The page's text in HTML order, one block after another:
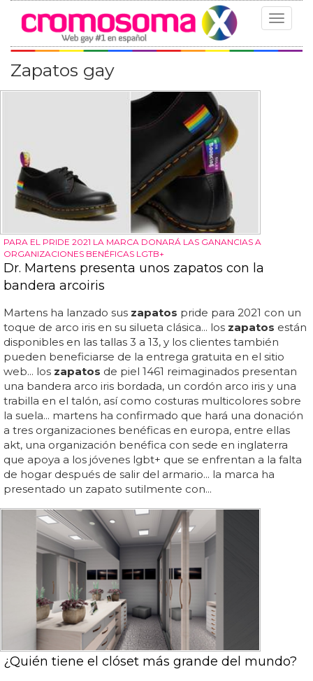
Toggle
Zapatos gay
PARA EL PRIDE 2021 LA MARCA DONARÁ LAS GANANCIAS A
ORGANIZACIONES BENÉFICAS LGTB+
Dr. Martens presenta unos zapatos con la
bandera arcoiris
Martens ha lanzado sus zapatos pride para 2021 con un
toque de arco iris en su silueta clásica... los zapatos están
disponibles en las tallas 3 a 13, y los clientes también
pueden beneficiarse de la entrega gratuita en el sitio
web... los zapatos de piel 1461 reimaginados presentan
una bandera arco iris bordada, un cordón arco iris y una
trabilla en el talón, así como costuras multicolores sobre
la suela... martens ha confirmado que hará una donación
a tres organizaciones benéficas en europa, entre ellas
akt, una organización benéfica con sede en inglaterra
que apoya a los jóvenes lgbt+ que se enfrentan a la falta
de hogar después de salir del armario... la marca ha
presentado un zapato sutilmente con...
¿Quién tiene el clóset más grande del mundo?